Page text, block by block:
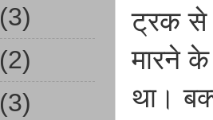
ट्रक से
मारने
था।
(3)
(2)
(3)